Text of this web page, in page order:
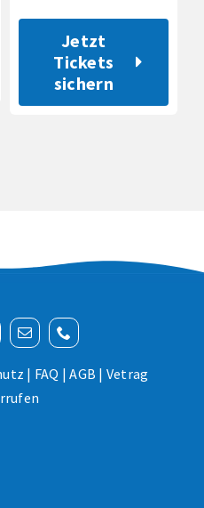
Jetzt
Tickets
sichern
| FAQ |AGB | Vetrag